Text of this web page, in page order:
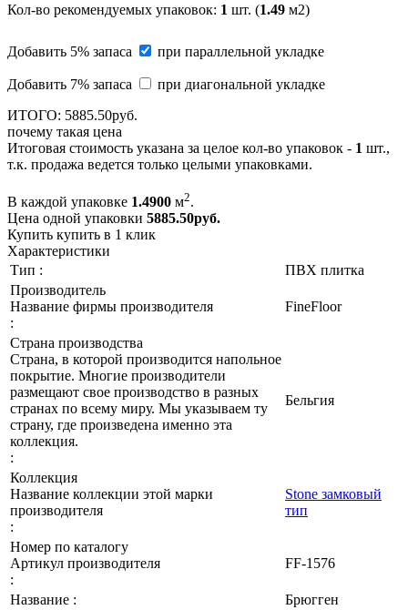
Кол-во рекомендуемых упаковок: 1 шт. (1.49 м2)
Добавить 5% запаса при параллельной укладке
Добавить 7% запаса
при диагональной укладке
ИТОГО: 5885.50руб.
почему такая цена
Итоговая стоимость указана за целое кол-во упаковок - 1 шт.,
т.к. продажа ведется только целыми упаковками.
В каждой упаковке 1.4900 м2.
Цена одной упаковки 5885.50руб.
Купить купить в 1 клик
Характеристики
Тип :
ПВХ плитка
Производитель
Название фирмы производителя
:
FineFloor
Страна производства
Страна, в которой производится напольное
покрытие. Многие производители
размещают свое производство в разных
странах по всему миру. Мы указываем ту
страну, где произведена именно эта
коллекция.
:
Бельгия
Коллекция
Название коллекции этой марки
производителя
:
Stone замковый
тип
Номер по каталогу
Артикул производителя
:
FF-1576
Название :
Брюгген